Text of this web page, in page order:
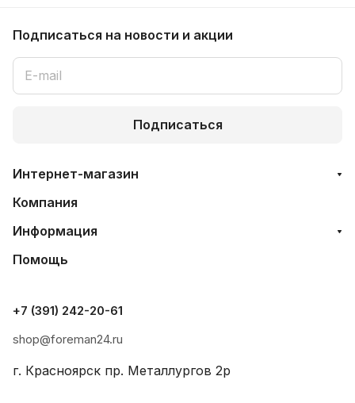
Подписаться на новости и акции
Подписаться
Интернет-магазин
Компания
Информация
Помощь
+7 (391) 242-20-61
shop@foreman24.ru
г. Красноярск пр. Металлургов 2р